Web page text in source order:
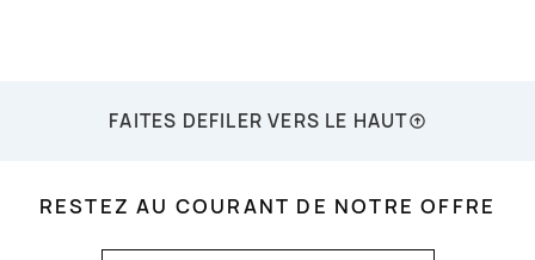
FAITES DEFILER VERS LE HAUT
RESTEZ AU COURANT DE NOTRE OFFRE